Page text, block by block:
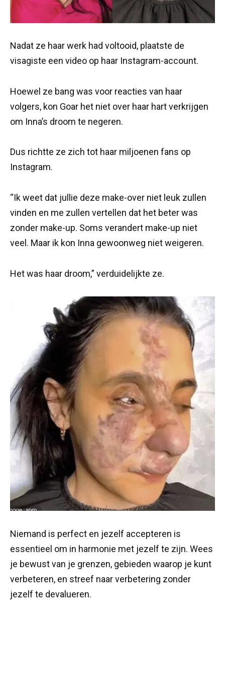
Nadat ze haar werk had voltooid, plaatste de
visagiste een video op haar Instagram-account.
Hoewel ze bang was voor reacties van haar
volgers, kon Goar het niet over haar hart verkrijgen
om Inna’s droom te negeren.
Dus richtte ze zich tot haar miljoenen fans op
Instagram.
“Ik weet dat jullie deze make-over niet leuk zullen
vinden en me zullen vertellen dat het beter was
zonder make-up. Soms verandert make-up niet
veel. Maar ik kon Inna gewoonweg niet weigeren.
Het was haar droom,” verduidelijkte ze.
Niemand is perfect en jezelf accepteren is
essentieel om in harmonie met jezelf te zijn. Wees
je bewust van je grenzen, gebieden waarop je kunt
verbeteren, en streef naar verbetering zonder
jezelf te devalueren.